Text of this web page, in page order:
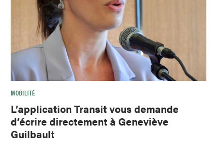
MOBILITÉ
L’application Transit vous demande
d’écrire directement à Geneviève
Guilbault